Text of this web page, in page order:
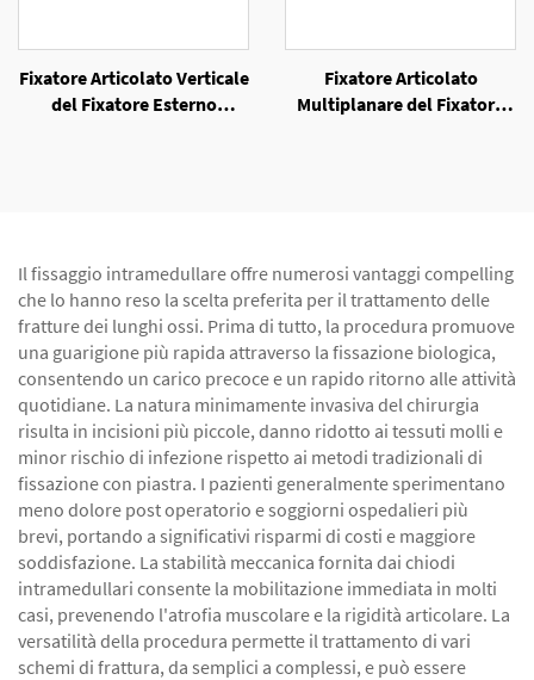
Fixatore Articolato Verticale
del Fixatore Esterno
Fixatore Articolato
Multiplanare del Fixatore
Il fissaggio intramedullare offre numerosi vantaggi compelling
che lo hanno reso la scelta preferita per il trattamento delle
fratture dei lunghi ossi. Prima di tutto, la procedura promuove
una guarigione più rapida attraverso la fissazione biologica,
consentendo un carico precoce e un rapido ritorno alle attività
quotidiane. La natura minimamente invasiva del chirurgia
risulta in incisioni più piccole, danno ridotto ai tessuti molli e
minor rischio di infezione rispetto ai metodi tradizionali di
fissazione con piastra. I pazienti generalmente sperimentano
meno dolore post operatorio e soggiorni ospedalieri più
brevi, portando a significativi risparmi di costi e maggiore
soddisfazione. La stabilità meccanica fornita dai chiodi
intramedullari consente la mobilitazione immediata in molti
casi, prevenendo l'atrofia muscolare e la rigidità articolare. La
versatilità della procedura permette il trattamento di vari
schemi di frattura, da semplici a complessi, e può essere